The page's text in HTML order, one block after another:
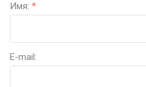
Имя: *
E-mail: